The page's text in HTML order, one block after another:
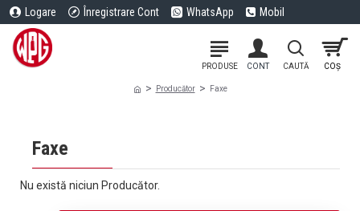
Logare Înregistrare Cont WhatsApp Mobil
Producător Faxe
Faxe
Nu există niciun Producător.